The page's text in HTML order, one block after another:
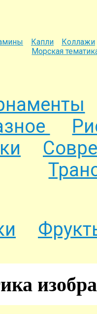
Капли Коллажи
Морская